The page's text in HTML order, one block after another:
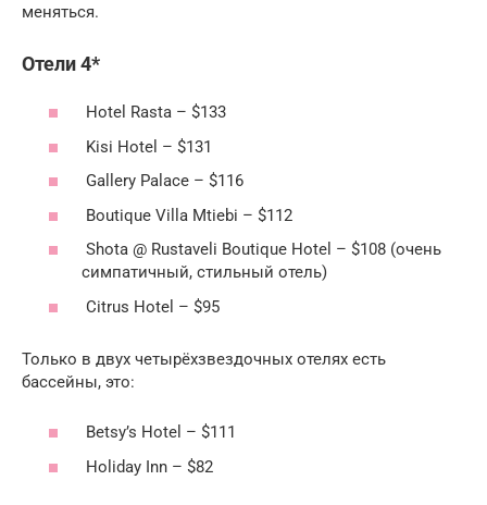
меняться.
Отели 4*
Hotel Rasta – $133
Kisi Hotel – $131
Gallery Palace – $116
Boutique Villa Mtiebi – $112
Shota @ Rustaveli Boutique Hotel – $108 (очень
симпатичный, стильный отель)
Citrus Hotel – $95
Только в двух четырёхзвездочных отелях есть
бассейны, это:
Betsy’s Hotel – $111
Holiday Inn – $82